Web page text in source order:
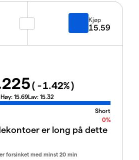
Kjøp
15.59
( -1.42%)
Høy: 15.69Lav: 15.32
Short
0%
er long på dette
forsinket med minst 20 min